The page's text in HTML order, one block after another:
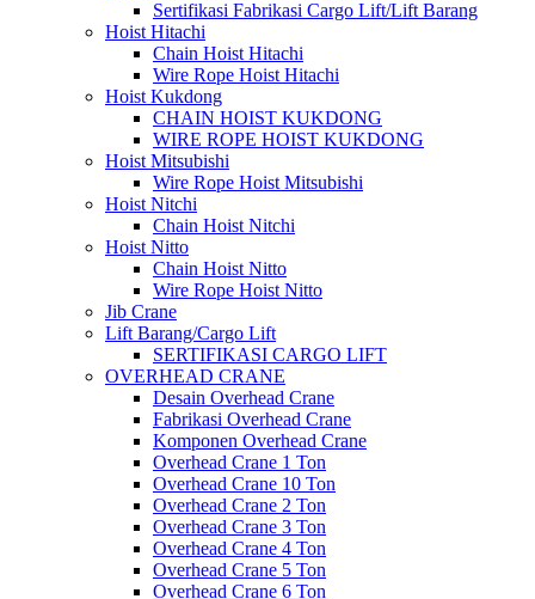
Sertifikasi Fabrikasi Cargo Lift/Lift Barang
Hoist Hitachi
Chain Hoist Hitachi
Wire Rope Hoist Hitachi
Hoist Kukdong
CHAIN HOIST KUKDONG
WIRE ROPE HOIST KUKDONG
Hoist Mitsubishi
Wire Rope Hoist Mitsubishi
Hoist Nitchi
Chain Hoist Nitchi
Hoist Nitto
Chain Hoist Nitto
Wire Rope Hoist Nitto
Jib Crane
Lift Barang/Cargo Lift
SERTIFIKASI CARGO LIFT
OVERHEAD CRANE
Desain Overhead Crane
Fabrikasi Overhead Crane
Komponen Overhead Crane
Overhead Crane 1 Ton
Overhead Crane 10 Ton
Overhead Crane 2 Ton
Overhead Crane 3 Ton
Overhead Crane 4 Ton
Overhead Crane 5 Ton
Overhead Crane 6 Ton